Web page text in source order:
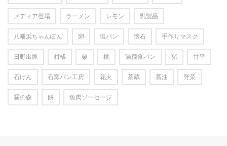
メディア登場 ラーメン レモン 乳製品
八幡浜ちゃんぽん 卵 塩パン 懐石 手作りマスク
日野出豚 柑橘 栗 桃 湯種食パン 猪 甘平
石けん 石窯パン工房 花火 茶蔵 醤油 野菜
霧の森 餅 魚肉ソーセージ